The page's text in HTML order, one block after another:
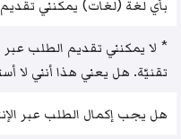
بأي لغة (لغات) يمكنني
* لا يمكنني تقديم الطلب
تقنيّة. هل يعني هذا أنني لا
هل يجب إكمال الطلب عبر